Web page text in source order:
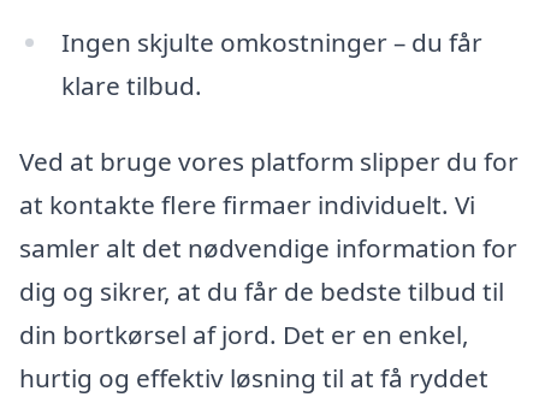
Ingen skjulte omkostninger – du får
klare tilbud.
Ved at bruge vores platform slipper du for
at kontakte flere firmaer individuelt. Vi
samler alt det nødvendige information for
dig og sikrer, at du får de bedste tilbud til
din bortkørsel af jord. Det er en enkel,
hurtig og effektiv løsning til at få ryddet